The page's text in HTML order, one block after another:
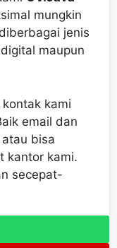
mungkin
jenis
maupun
kami
email dan
bisa
kantor kami.
secepat-